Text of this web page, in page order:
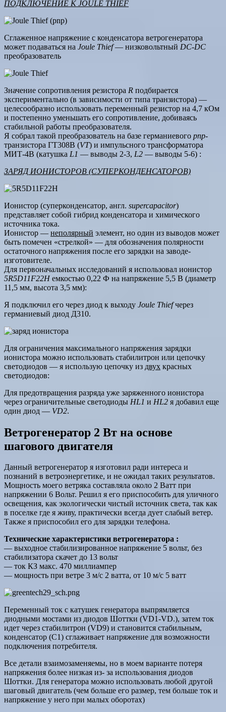
ПОДКЛЮЧЕНИЕ К JOULE THIEF
Сглаженное напряжение с конденсатора ветрогенератора
может подаваться на Joule Thief— низковольтный DC-DC
преобразователь
Значение сопротивления резистора R подбирается
экспериментально (в зависимости от типа транзистора) —
целесообразно использовать переменный резистор на 4,7 кОм
и постепенно уменьшать его сопротивление, добиваясь
стабильной работы преобразователя.
Я собрал такой преобразователь на базе германиевого pnp-
транзистора ГТ308В (VT) и импульсного трансформатора
МИТ-4В (катушка L1 — выводы 2-3, L2 — выводы 5-6) :
ЗАРЯД ИОНИСТОРОВ (СУПЕРКОНДЕНСАТОРОВ)
Ионистор (суперконденсатор, англ. supercapacitor)
представляет собой гибрид конденсатора и химического
источника тока.
Ионистор — неполярный элемент, но один из выводов может
быть помечен «стрелкой» — для обозначения полярности
остаточного напряжения после его зарядки на заводе-
изготовителе.
Для первоначальных исследований я использовал ионистор
5R5D11F22H емкостью 0,22 Ф на напряжение 5,5 В (диаметр
11,5 мм, высота 3,5 мм):
Я подключил его через диод к выходу Joule Thiefчерез
германиевый диод Д310.
Для ограничения максимального напряжения зарядки
ионистора можно использовать стабилитрон или цепочку
светодиодов — я использую цепочку из двух красных
светодиодов:
Для предотвращения разряда уже заряженного ионистора
через ограничительные светодиоды HL1 и HL2 я добавил еще
один диод — VD2.
Ветрогенератор 2 Вт на основе
шагового двигателя
Данный ветрогенератор я изготовил ради интереса и
познаний в ветроэнергетике, и не ожидал таких результатов.
Мощность моего ветряка составляла около 2 Ватт при
напряжении 6 Вольт. Решил я его приспособить для уличного
освещения, как экологически чистый источник света, так как
в поселке где я живу, практически всегда дует слабый ветер.
Также я приспособил его для зарядки телефона.
Технические характеристики ветрогенератора :
— выходное стабилизированное напряжение 5 вольт, без
стабилизатора скачет до 13 вольт
— ток КЗ макс. 470 миллиампер
— мощность при ветре 3 м/с 2 ватта, от 10 м/с 5 ватт
Переменный ток с катушек генератора выпрямляется
диодными мостами из диодов Шоттки (VD1-VD.), затем ток
идет через стабилитрон (VD9) и становится стабильным,
конденсатор (С1) сглаживает напряжение для возможности
подключения потребителя.
Все детали взаимозаменяемы, но в моем варианте потеря
напряжения более низкая из- за использования диодов
Шоттки. Для генератора можно использовать любой другой
шаговый двигатель (чем больше его размер, тем больше ток и
напряжение у него при малых оборотах)